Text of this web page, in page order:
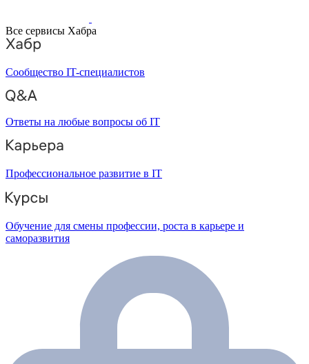
Все сервисы Хабра
Сообщество IT-специалистов
Ответы на любые вопросы об IT
Профессиональное развитие в IT
Обучение для смены профессии, роста в карьере и
саморазвития